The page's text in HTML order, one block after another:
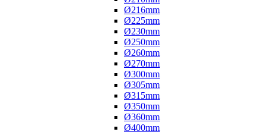
Ø216mm
Ø225mm
Ø230mm
Ø250mm
Ø260mm
Ø270mm
Ø300mm
Ø305mm
Ø315mm
Ø350mm
Ø360mm
Ø400mm